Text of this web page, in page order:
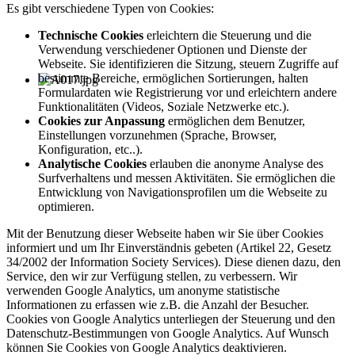
Es gibt verschiedene Typen von Cookies:
Technische Cookies erleichtern die Steuerung und die
Verwendung verschiedener Optionen und Dienste der
Webseite. Sie identifizieren die Sitzung, steuern Zugriffe auf
bestimmte Bereiche, ermöglichen Sortierungen, halten
Formulardaten wie Registrierung vor und erleichtern andere
Funktionalitäten (Videos, Soziale Netzwerke etc.).
Cookies zur Anpassung ermöglichen dem Benutzer,
Einstellungen vorzunehmen (Sprache, Browser,
Konfiguration, etc..).
Analytische Cookies erlauben die anonyme Analyse des
Surfverhaltens und messen Aktivitäten. Sie ermöglichen die
Entwicklung von Navigationsprofilen um die Webseite zu
optimieren.
Mit der Benutzung dieser Webseite haben wir Sie über Cookies
informiert und um Ihr Einverständnis gebeten (Artikel 22, Gesetz
34/2002 der Information Society Services). Diese dienen dazu, den
Service, den wir zur Verfügung stellen, zu verbessern. Wir
verwenden Google Analytics, um anonyme statistische
Informationen zu erfassen wie z.B. die Anzahl der Besucher.
Cookies von Google Analytics unterliegen der Steuerung und den
Datenschutz-Bestimmungen von Google Analytics. Auf Wunsch
können Sie Cookies von Google Analytics deaktivieren.